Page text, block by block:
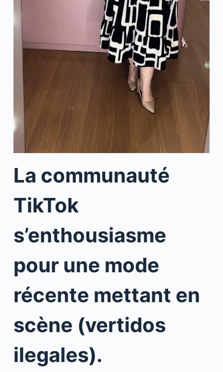
La communauté
TikTok
s’enthousiasme
pour une mode
récente mettant en
scène (vertidos
ilegales).